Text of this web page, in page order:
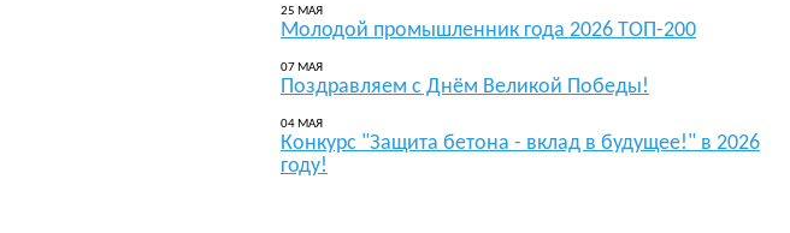
25 МАЯ
Молодой промышленник года 2026 ТОП-200
07 МАЯ
Поздравляем с Днём Великой Победы!
04 МАЯ
Конкурс "Защита бетона - вклад в будущее!" в 2026
году!